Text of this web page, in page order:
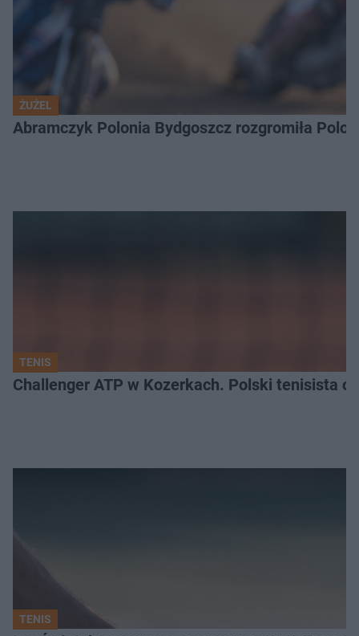
ŻUŻEL
Abramczyk Polonia Bydgoszcz rozgromiła
TENIS
Challenger ATP w Kozerkach. Polski tenisista
TENIS